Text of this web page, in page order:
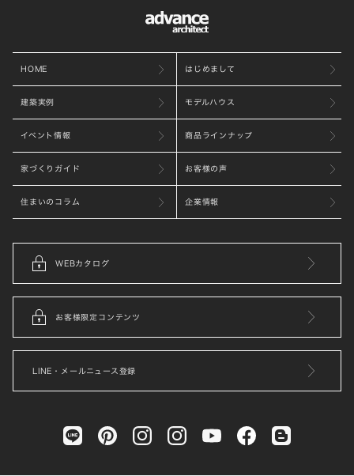
HOME はじめまして
建築実例 モデルハウス
イベント情報 商品ラインナップ
家づくりガイド お客様の声
住まいのコラム 企業情報
WEBカタログ
お客様限定コンテンツ
LINE・メールニュース登録